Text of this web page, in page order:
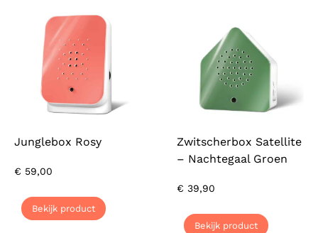
Junglebox Rosy
€ 59,00
Bekijk product
Zwitscherbox Satellite
– Nachtegaal Groen
€ 39,90
Bekijk product